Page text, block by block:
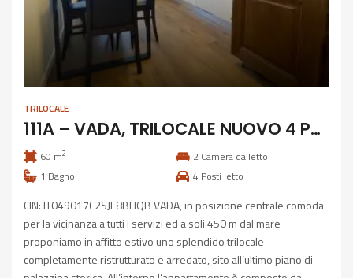
TRILOCALE
111A – VADA, TRILOCALE NUOVO 4 POSTI
60 m2 2 Camera da letto
1 Bagno 4 Posti letto
CIN: IT049017C2SJF8BHQB VADA, in posizione centrale comoda
per la vicinanza a tutti i servizi ed a soli 450 m dal mare
proponiamo in affitto estivo uno splendido trilocale
completamente ristrutturato e arredato, sito all’ultimo piano di